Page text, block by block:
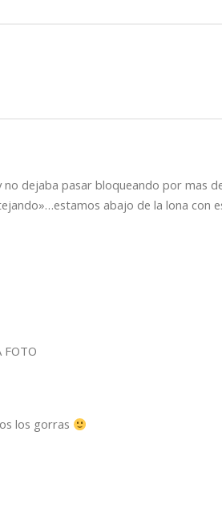
dejaba pasar bloqueando por mas
abajo de la lona con
FOTO
los gorras